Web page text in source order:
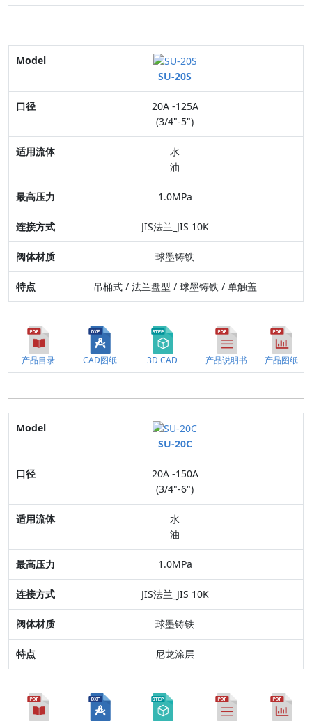
Model
口径
适用流体
最高压力
阀体材质
特点
SU-20S
20A -125A
(3/4"-5")
水
油
1.0MPa
JIS法兰_JIS 10K
球墨铸铁
吊桶式 / 法兰盘型 / 球墨铸铁 / 单触盖
产品目录 CAD图纸 3D CAD 产品说明书 产品图纸
Model
口径
适用流体
最高压力
阀体材质
特点
SU-20C
20A -150A
(3/4"-6")
水
油
1.0MPa
JIS法兰_JIS 10K
球墨铸铁
尼龙涂层